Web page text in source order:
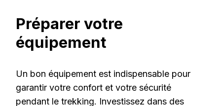
Préparer votre
équipement
Un bon équipement est indispensable pour
garantir votre confort et votre sécurité
pendant le trekking. Investissez dans des